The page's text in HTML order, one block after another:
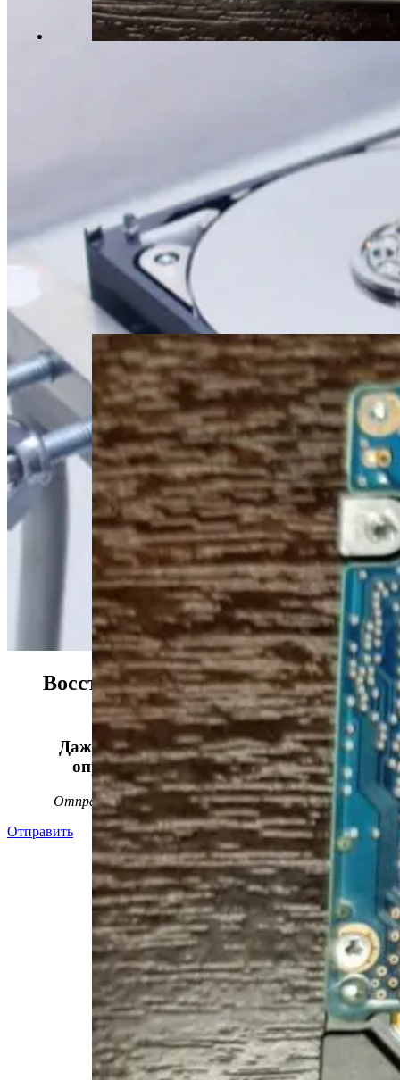
Восстанавливаем данные в 98%
случаев!
Даже, если носитель информации не
определяется, стучит или пищит.
Отправьте заявку на бесплатнуюдиагностику
Отправить